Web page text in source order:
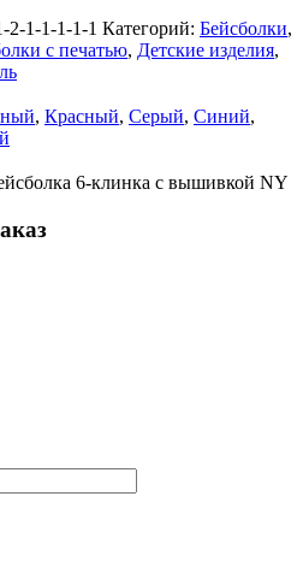
2-1-1-1-1-1 Категорий: Бейсболки,
с печатью, Детские изделия,
, Красный, Серый, Синий,